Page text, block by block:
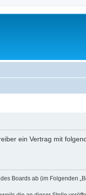
ein Vertrag mit
Boards ab (im Folgenden